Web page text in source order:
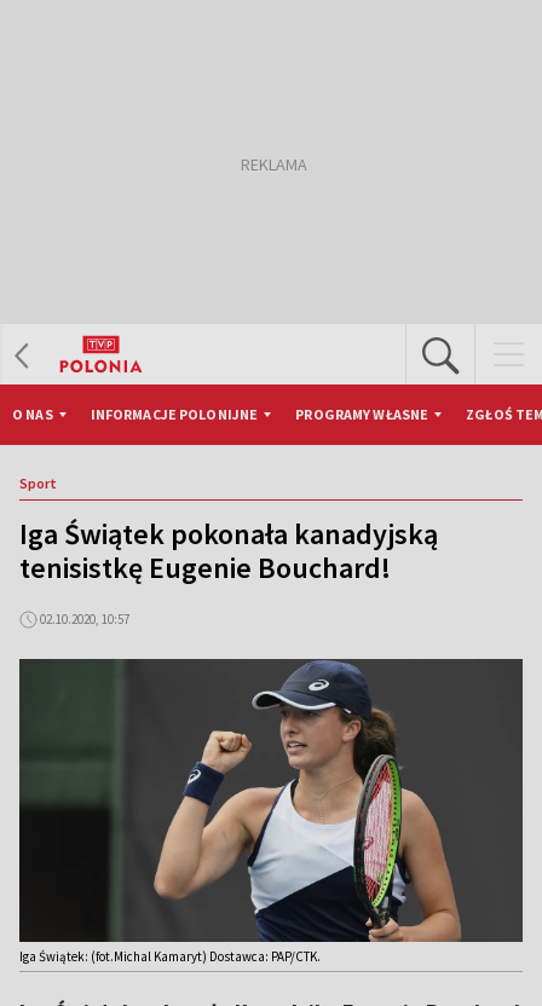
O NAS INFORMACJE POLONIJNE PROGRAMY WŁASNE ZGŁOŚ
Sport
Iga Świątek pokonała kanadyjską
tenisistkę Eugenie Bouchard!
02.10.2020, 10:57
Iga Świątek: (fot.Michal Kamaryt) Dostawca: PAP/CTK.